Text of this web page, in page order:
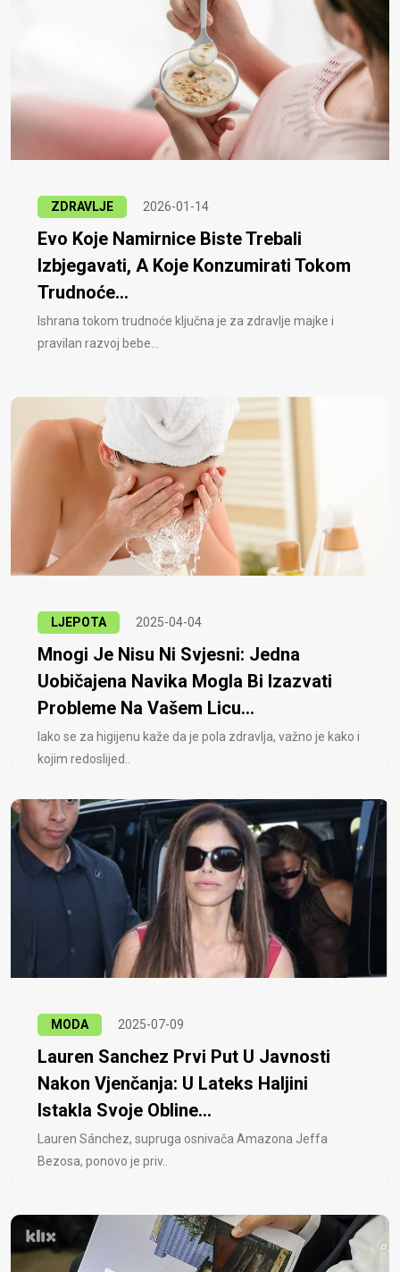
ZDRAVLJE 2026-01-14
Evo Koje Namirnice Biste Trebali
Izbjegavati, A Koje Konzumirati Tokom
Trudnoće...
Ishrana tokom trudnoće ključna je za zdravlje majke i
pravilan razvoj bebe...
LJEPOTA 2025-04-04
Mnogi Je Nisu Ni Svjesni: Jedna
Uobičajena Navika Mogla Bi Izazvati
Probleme Na Vašem Licu...
Iako se za higijenu kaže da je pola zdravlja, važno je kako i
kojim redoslijed..
MODA 2025-07-09
Lauren Sanchez Prvi Put U Javnosti
Nakon Vjenčanja: U Lateks Haljini
Istakla Svoje Obline...
Lauren Sánchez, supruga osnivača Amazona Jeffa
Bezosa, ponovo je priv..